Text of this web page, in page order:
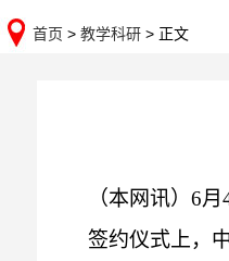
首页 > 教学科研 > 正文
（本网讯）6月
签约仪式上，